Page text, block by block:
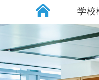
学校